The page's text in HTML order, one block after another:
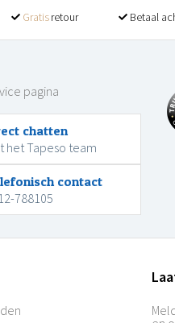
Gratisretour Betaal
pagina
chatten
het Tapeso team
contact
788105